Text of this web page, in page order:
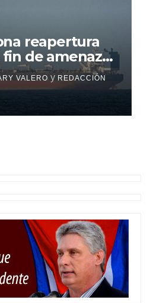
reapertura
de amenazas
VALERO y REDACCIÓN